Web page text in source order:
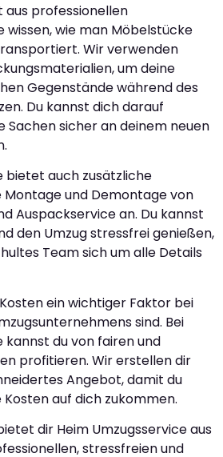
professionellen
wissen, wie man Möbelstücke
Wir verwenden
um deine
Gegenstände während des
Du kannst dich darauf
Sachen sicher an deinem neuen
bietet auch zusätzliche
Montage und Demontage von
Auspackservice an. Du kannst
den Umzug stressfrei genießen,
Team sich um alle Details
ein wichtiger Faktor bei
sind. Bei
kannst du von fairen und
profitieren. Wir erstellen dir
Angebot, damit du
auf dich zukommen.
dir Heim Umzugsservice aus
stressfreien und